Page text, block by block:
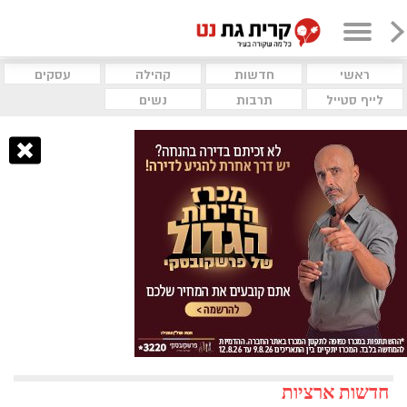
ראשי חדשות קהילה
עסקים
לייף סטייל
תרבות נשים
חדשות ארציות